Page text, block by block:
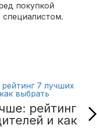
покупкой
специалистом.
рейтинг
и как